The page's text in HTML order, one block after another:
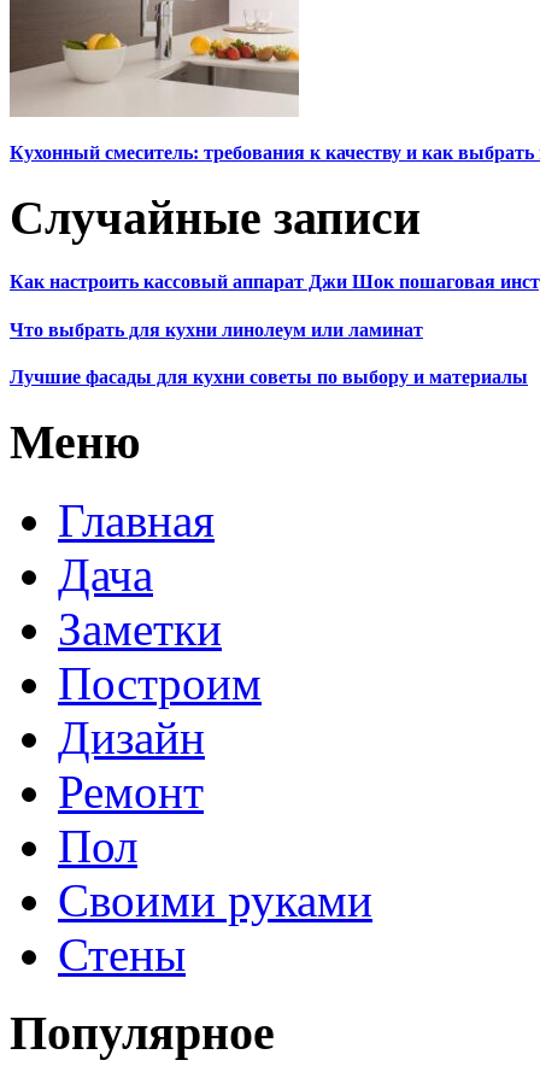
Кухонный смеситель: требования к качеству и как
Случайные записи
Как настроить кассовый аппарат Джи Шок пошаговая
Что выбрать для кухни линолеум или ламинат
Лучшие фасады для кухни советы по выбору и материалы
Меню
Главная
Дача
Заметки
Построим
Дизайн
Ремонт
Пол
Своими руками
Стены
Популярное